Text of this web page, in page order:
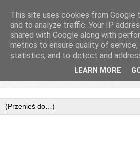
This site uses cookies from Google
and to analyze traffic. Your IP
shared with Google along with
metrics to ensure quality of service,
statistics, and to detect and
LEARN MORE